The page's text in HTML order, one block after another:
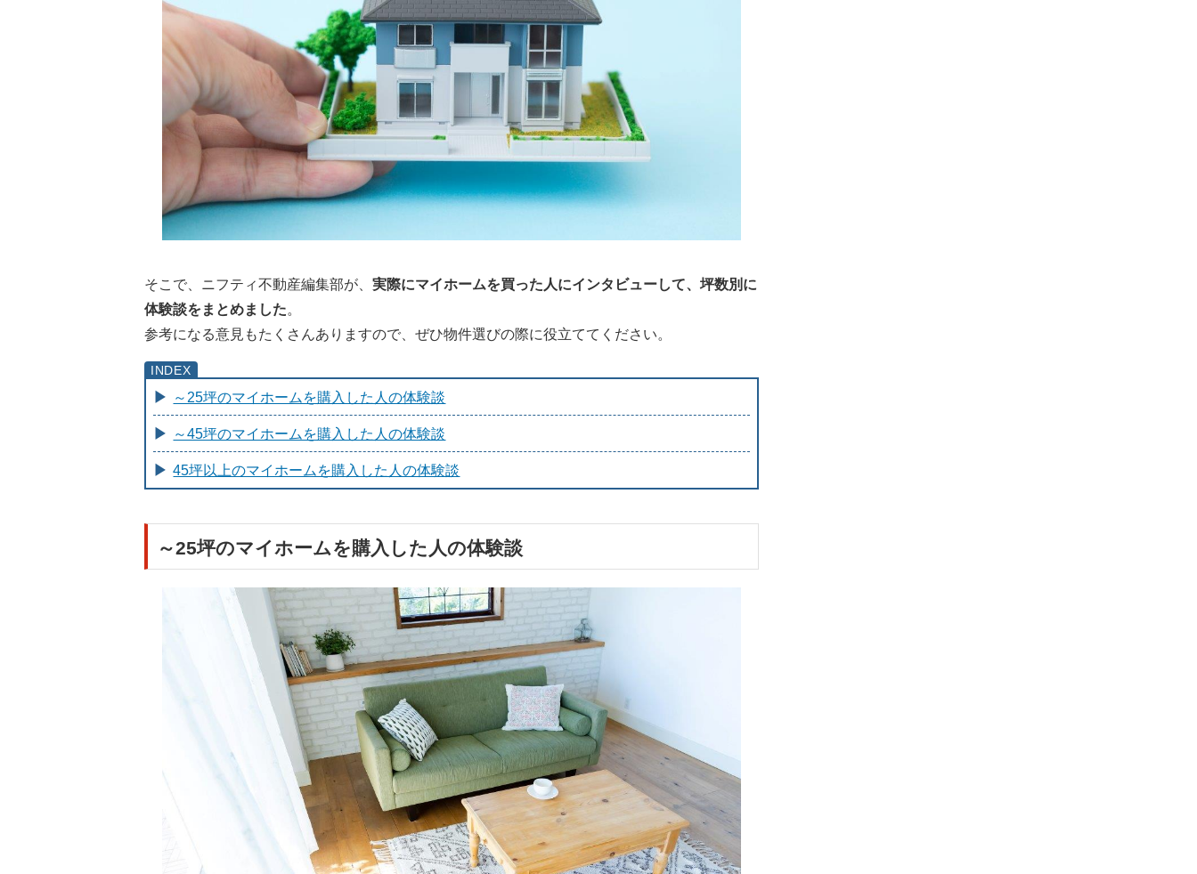
そこで、ニフティ不動産編集部が、 実際にマイホームを買った人にインタビューして、坪数別に
体験談をまとめました。
参考になる意見もたくさんありますので、ぜひ物件選びの際に役立ててください。
～25坪のマイホームを購入した人の体験談
～45坪のマイホームを購入した人の体験談
45坪以上のマイホームを購入した人の体験談
～25坪のマイホームを購入した人の体験談